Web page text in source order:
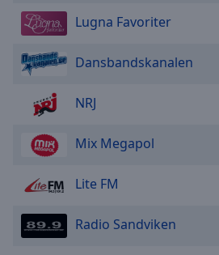
Lugna Favoriter
Dansbandskanalen
NRJ
Mix Megapol
Lite FM
Radio Sandviken